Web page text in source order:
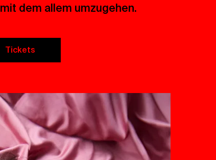
dem allem umzugehen.
Tickets